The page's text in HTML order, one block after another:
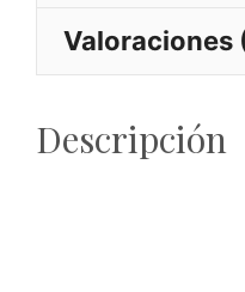
Valoraciones
Descripción